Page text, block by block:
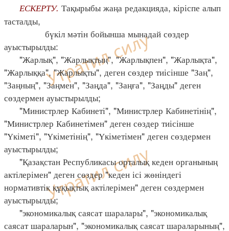
ЕСКЕРТУ. Тақырыбы жаңа редакцияда, кіріспе алып
тасталды,
бүкіл мәтін бойынша мынадай сөздер
ауыстырылды:
"Жарлық", "Жарлықтың", "Жарлықпен", "Жарлықта",
"Жарлыққа", "Жарлықты", деген сөздер тиісінше "Заң",
"Заңның", "Заңмен", "Заңда", "Заңға", "Заңды" деген
сөздермен ауыстырылды;
"Министрлер Кабинеті", "Министрлер Кабинетінің",
"Министрлер Кабинетімен" деген сөздер тиісінше
"Үкіметі", "Үкіметінің", "Үкіметімен" деген сөздермен
ауыстырылды;
"Қазақстан Республикасы орталық кеден органының
актілерімен" деген сөздер "кеден ісі жөніндегі
нормативтік құқықтық актілерімен" деген сөздермен
ауыстырылды;
"экономикалық саясат шаралары", "экономикалық
саясат шараларын", "экономикалық саясат шараларының",